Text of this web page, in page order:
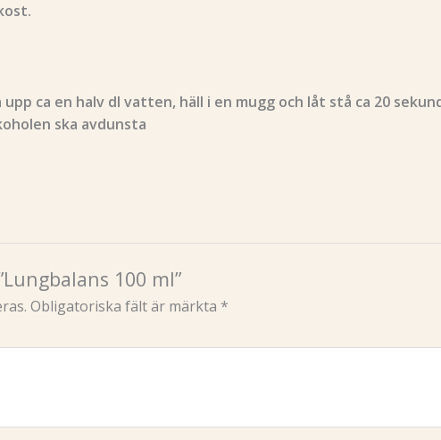
ca en halv dl vatten, häll i en mugg och låt stå ca 20
ska avdunsta
100 ml”
Obligatoriska fält är märkta *